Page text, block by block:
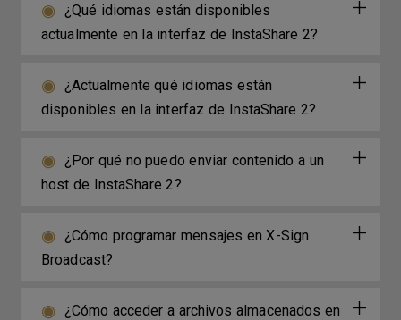
¿Qué idiomas están disponibles
actualmente en la interfaz de InstaShare 2?
¿Actualmente qué idiomas están
disponibles en la interfaz de InstaShare 2?
¿Por qué no puedo enviar contenido a un
host de InstaShare 2?
¿Cómo programar mensajes en X-Sign
Broadcast?
¿Cómo acceder a archivos almacenados en